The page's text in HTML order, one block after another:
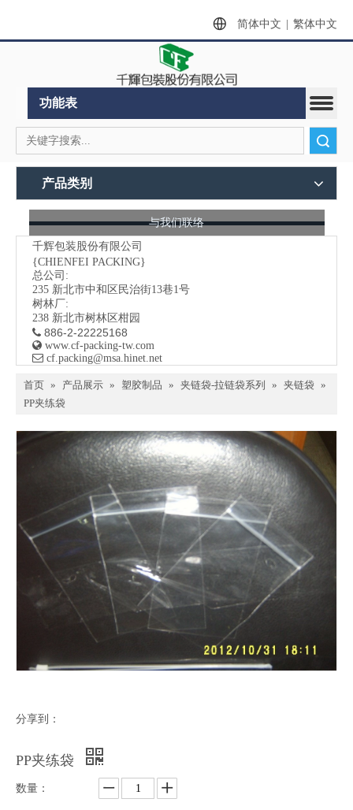
简体中文 繁体中文
功能表
产品类别
与我们联络
千辉包装股份有限公司
{CHIENFEI PACKING}
总公司:
235 新北市中和区民治街13巷1号
树林厂:
238 新北市树林区柑园
 886-2-22225168
 www.cf-packing-tw.com
 ​ cf.packing@msa.hinet.net
首页 » 产品展示 » 塑胶制品 » 夹链袋-拉链袋系列 » 夹链袋 »
PP夹练袋
分享到：
PP夹练袋
数量：